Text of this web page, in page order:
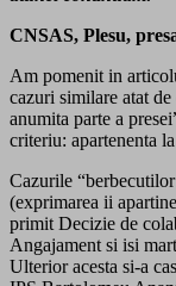
CNSAS, Plesu,
Am pomenit in
cazuri similare atat
anumita parte a
criteriu: apartenenta
Cazurile
(exprimarea ii
primit Decizie de
Angajament si isi
Ulterior acesta si-a